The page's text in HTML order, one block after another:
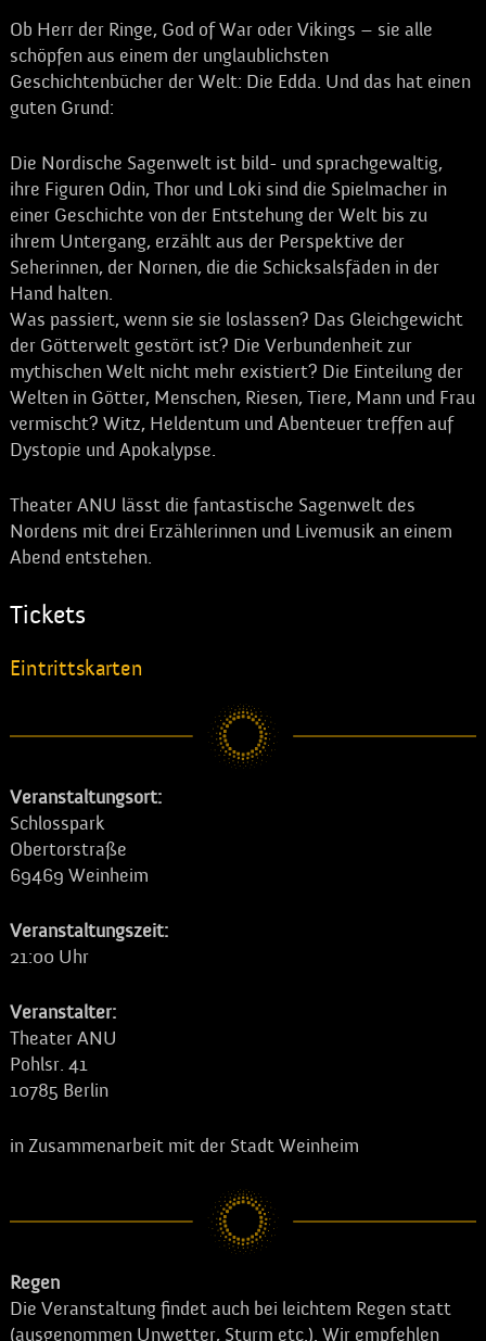
Ob Herr der Ringe, God of War oder Vikings – sie alle
schöpfen aus einem der unglaublichsten
Geschichtenbücher der Welt: Die Edda. Und das hat einen
guten Grund:
Die Nordische Sagenwelt ist bild- und sprachgewaltig,
ihre Figuren Odin, Thor und Loki sind die Spielmacher in
einer Geschichte von der Entstehung der Welt bis zu
ihrem Untergang, erzählt aus der Perspektive der
Seherinnen, der Nornen, die die Schicksalsfäden in der
Hand halten.
Was passiert, wenn sie sie loslassen? Das Gleichgewicht
der Götterwelt gestört ist? Die Verbundenheit zur
mythischen Welt nicht mehr existiert? Die Einteilung der
Welten in Götter, Menschen, Riesen, Tiere, Mann und Frau
vermischt? Witz, Heldentum und Abenteuer treffen auf
Dystopie und Apokalypse.
Theater ANU lässt die fantastische Sagenwelt des
Nordens mit drei Erzählerinnen und Livemusik an einem
Abend entstehen.
Tickets
Eintrittskarten
Veranstaltungsort:
Schlosspark
Obertorstraße
69469 Weinheim
Veranstaltungszeit:
21:00 Uhr
Veranstalter:
Theater ANU
Pohlsr. 41
10785 Berlin
in Zusammenarbeit mit der Stadt Weinheim
Regen
Die Veranstaltung findet auch bei leichtem Regen statt
(ausgenommen Unwetter, Sturm etc.). Wir empfehlen